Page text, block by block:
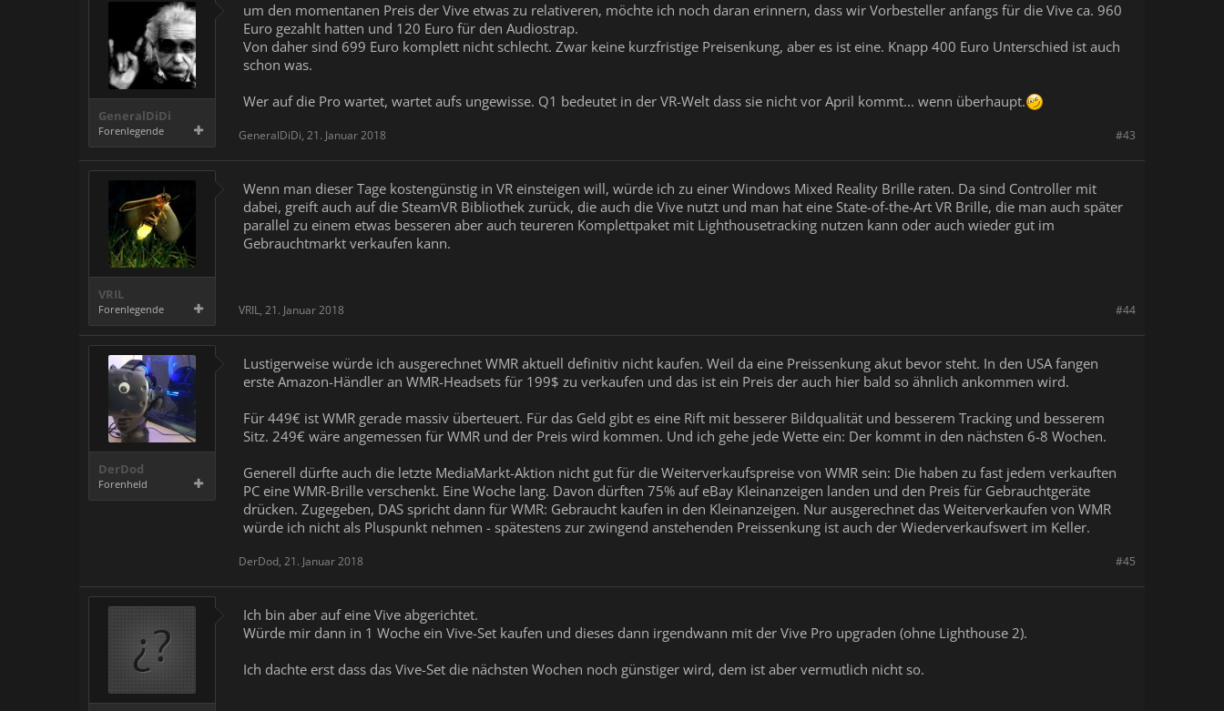
GeneralDiDi
Forenlegende
um den momentanen Preis der Vive etwas zu relativeren, möchte ich noch daran erinnern, dass wir Vorbesteller anfangs für die Vive ca. 960
Euro gezahlt hatten und 120 Euro für den Audiostrap.
Von daher sind 699 Euro komplett nicht schlecht. Zwar keine kurzfristige Preisenkung, aber es ist eine. Knapp 400 Euro Unterschied ist auch
schon was.
Wer auf die Pro wartet, wartet aufs ungewisse. Q1 bedeutet in der VR-Welt dass sie nicht vor April kommt... wenn überhaupt.
#43
GeneralDiDi, 21. Januar 2018
VRIL
Forenlegende
Wenn man dieser Tage kostengünstig in VR einsteigen will, würde ich zu einer Windows Mixed Reality Brille raten. Da sind Controller mit
dabei, greift auch auf die SteamVR Bibliothek zurück, die auch die Vive nutzt und man hat eine State-of-the-Art VR Brille, die man auch später
parallel zu einem etwas besseren aber auch teureren Komplettpaket mit Lighthousetracking nutzen kann oder auch wieder gut im
Gebrauchtmarkt verkaufen kann.
#44
VRIL, 21. Januar 2018
DerDod
Forenheld
Lustigerweise würde ich ausgerechnet WMR aktuell definitiv nicht kaufen. Weil da eine Preissenkung akut bevor steht. In den USA fangen
erste Amazon-Händler an WMR-Headsets für 199$ zu verkaufen und das ist ein Preis der auch hier bald so ähnlich ankommen wird.
Für 449€ ist WMR gerade massiv überteuert. Für das Geld gibt es eine Rift mit besserer Bildqualität und besserem Tracking und besserem
Sitz. 249€ wäre angemessen für WMR und der Preis wird kommen. Und ich gehe jede Wette ein: Der kommt in den nächsten 6-8 Wochen.
Generell dürfte auch die letzte MediaMarkt-Aktion nicht gut für die Weiterverkaufspreise von WMR sein: Die haben zu fast jedem verkauften
PC eine WMR-Brille verschenkt. Eine Woche lang. Davon dürften 75% auf eBay Kleinanzeigen landen und den Preis für Gebrauchtgeräte
drücken. Zugegeben, DAS spricht dann für WMR: Gebraucht kaufen in den Kleinanzeigen. Nur ausgerechnet das Weiterverkaufen von WMR
würde ich nicht als Pluspunkt nehmen - spätestens zur zwingend anstehenden Preissenkung ist auch der Wiederverkaufswert im Keller.
#45
DerDod, 21. Januar 2018
Ich bin aber auf eine Vive abgerichtet.
Würde mir dann in 1 Woche ein Vive-Set kaufen und dieses dann irgendwann mit der Vive Pro upgraden (ohne Lighthouse 2).
Ich dachte erst dass das Vive-Set die nächsten Wochen noch günstiger wird, dem ist aber vermutlich nicht so.